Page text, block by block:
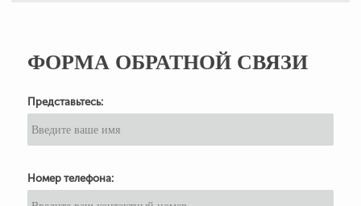
ФОРМА ОБРАТНОЙ СВЯЗИ
Представьтесь:
Номер телефона: